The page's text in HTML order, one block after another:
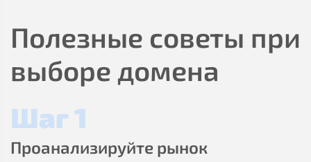
Полезные советы при
выборе домена
Шаг 1
Проанализируйте рынок